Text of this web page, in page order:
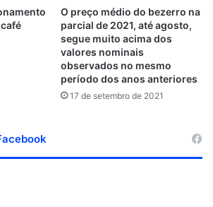
O preço médio do bezerro na
parcial de 2021, até agosto,
segue muito acima dos
valores nominais
observados no mesmo
período dos anos anteriores
17 de setembro de 2021